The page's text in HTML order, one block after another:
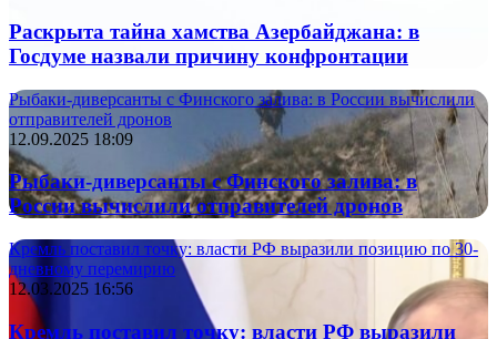
Раскрыта тайна хамства Азербайджана: в
Госдуме назвали причину конфронтации
Рыбаки-диверсанты с Финского залива: в России вычислили
отправителей дронов
12.09.2025 18:09
Рыбаки-диверсанты с Финского залива: в
России вычислили отправителей дронов
Кремль поставил точку: власти РФ выразили позицию по 30-
дневному перемирию
12.03.2025 16:56
Кремль поставил точку: власти РФ выразили